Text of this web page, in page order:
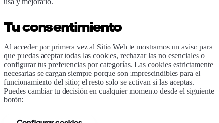
Tu consentimiento
Al acceder por primera vez al Sitio Web te mostramos un aviso para
que puedas aceptar todas las cookies, rechazar las no esenciales o
configurar tus preferencias por categorías. Las cookies estrictamente
necesarias se cargan siempre porque son imprescindibles para el
funcionamiento del sitio; el resto solo se activan si las aceptas.
Puedes cambiar tu decisión en cualquier momento desde el siguiente
botón: